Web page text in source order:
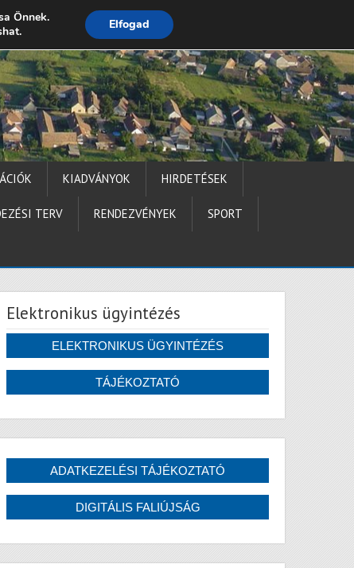
KIADVÁNYOK HIRDETÉSEK
TERV RENDEZVÉNYEK SPORT
Elektronikus ügyintézés
Önnek.
Elfogad